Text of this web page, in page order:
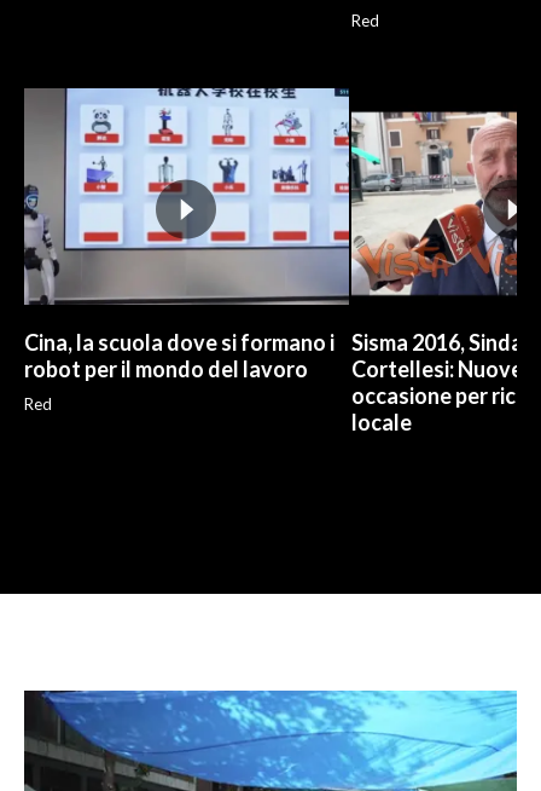
Red
Cina, la scuola dove si formano i
robot per il mondo del lavoro
Red
Sisma 2016,
Cortellesi: Nuove
occasione per
locale